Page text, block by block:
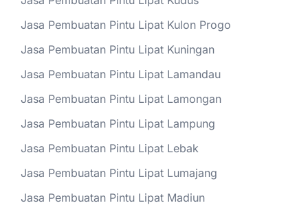
Jasa Pembuatan Pintu Lipat Kulon Progo
Jasa Pembuatan Pintu Lipat Kuningan
Jasa Pembuatan Pintu Lipat Lamandau
Jasa Pembuatan Pintu Lipat Lamongan
Jasa Pembuatan Pintu Lipat Lampung
Jasa Pembuatan Pintu Lipat Lebak
Jasa Pembuatan Pintu Lipat Lumajang
Jasa Pembuatan Pintu Lipat Madiun